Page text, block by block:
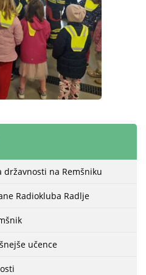
državnosti na Remšniku
Radiokluba Radlje
učence